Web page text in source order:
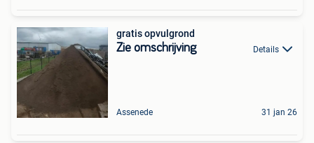
gratis opvulgrond
Zie omschrijving Details
Assenede 31 jan 26